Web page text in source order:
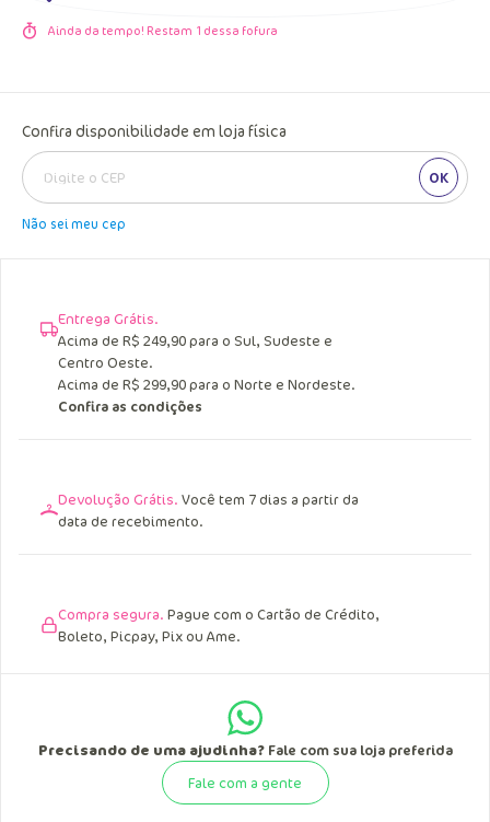
Ainda da tempo! Restam 1 dessa fofura
Confira disponibilidade em loja física
OK
Não sei meu cep
Entrega Grátis.
Acima de R$ 249,90 para o Sul, Sudeste e
Centro Oeste.
Acima de R$ 299,90 para o Norte e Nordeste.
Confira as condições
Devolução Grátis. Você tem 7 dias a partir da
data de recebimento.
Compra segura. Pague com o Cartão de Crédito,
Boleto, Picpay, Pix ou Ame.
Precisando de uma ajudinha?Fale com sua loja preferida
Fale com a gente